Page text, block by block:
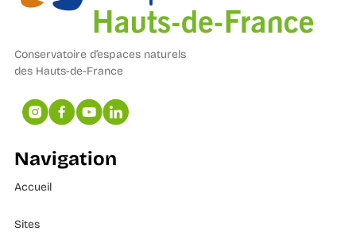
Conservatoire d’espaces naturels
des Hauts-de-France
Navigation
Accueil
Sites